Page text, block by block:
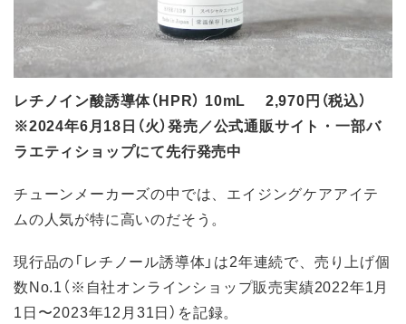
レチノイン酸誘導体（HPR） 10mL 2,970円（税込）
※2024年6月18日（火）発売／公式通販サイト・一部バ
ラエティショップにて先行発売中
チューンメーカーズの中では、エイジングケアアイテ
ムの人気が特に高いのだそう。
現行品の「レチノール誘導体」は2年連続で、売り上げ個
数No.1（※自社オンラインショップ販売実績2022年1月
1日〜2023年12月31日）を記録。